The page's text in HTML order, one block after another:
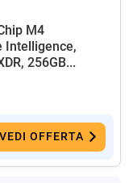
M4
Intelligence,
256GB...
VEDI OFFERTA